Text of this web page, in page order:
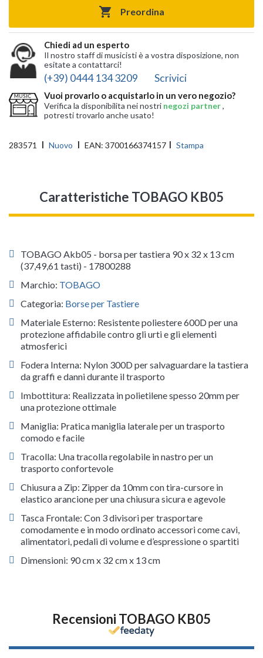
 Preordina
Chiedi ad un esperto
Il nostro staff di musicisti è a vostra disposizione, non
esitate a contattarci!
(+39) 0444 134 3209 Scrivici
Vuoi provarlo o acquistarlo in un vero negozio?
Verifica la disponibilita nei nostri negozi partner,
potresti trovarlo anche usato!
283571 Nuovo EAN: 3700166374157 Stampa
Caratteristiche TOBAGO KB05
TOBAGO Akb05 - borsa per tastiera 90 x 32 x 13 cm
(37,49,61 tasti) - 17800288
Marchio: TOBAGO
Categoria: Borse per Tastiere
Materiale Esterno: Resistente poliestere 600D per una
protezione affidabile contro gli urti e gli elementi
atmosferici
Fodera Interna: Nylon 300D per salvaguardare la tastiera
da graffi e danni durante il trasporto
Imbottitura: Realizzata in polietilene spesso 20mm per
una protezione ottimale
Maniglia: Pratica maniglia laterale per un trasporto
comodo e facile
Tracolla: Una tracolla regolabile in nastro per un
trasporto confortevole
Chiusura a Zip: Zipper da 10mm con tira-cursore in
elastico arancione per una chiusura sicura e agevole
Tasca Frontale: Con 3 divisori per trasportare
comodamente e in modo ordinato accessori come cavi,
alimentatori, pedali di volume e d’espressione o spartiti
Dimensioni: 90 cm x 32 cm x 13 cm
Recensioni TOBAGO KB05